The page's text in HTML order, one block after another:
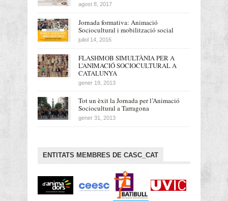
agost 8, 2017
Jornada formativa: Animació
Sociocultural i mobilització social
juliol 14, 2016
FLASHMOB SIMULTÀNIA PER A
L’ANIMACIÓ SOCIOCULTURAL A
CATALUNYA
gener 19, 2013
Tot un èxit la Jornada per l’Animació
Sociocultural a Tarragona
gener 31, 2013
ENTITATS MEMBRES DE CASC_CAT